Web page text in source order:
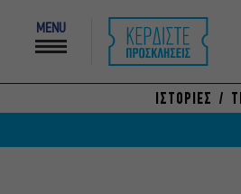
MENU
ΙΣΤΟΡΙΕΣ